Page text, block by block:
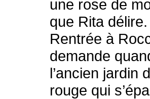
une rose de
que Rita
Rentrée à
demande
l’ancien jardin
rouge qui